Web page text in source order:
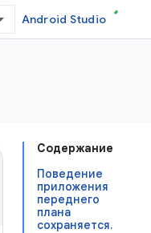
Android Studio
Содержание
Поведение
приложения
переднего
плана
сохраняется.